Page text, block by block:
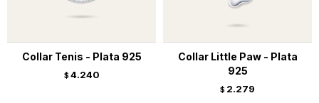
Collar Tenis - Plata 925
$ 4.240
Collar Little Paw - Plata
925
$ 2.279